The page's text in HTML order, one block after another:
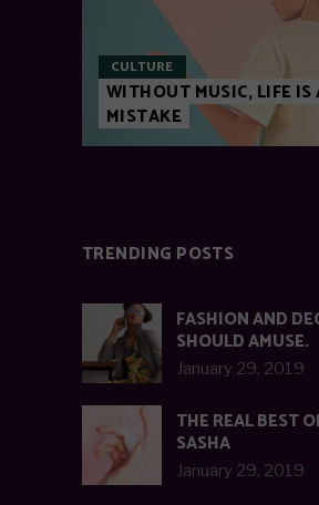
CULTURE
WITHOUT MUSIC, LIFE IS
MISTAKE
TRENDING POSTS
FASHION AND
SHOULD AMUSE.
January 29, 2019
THE REAL BEST
SASHA
January 29, 2019